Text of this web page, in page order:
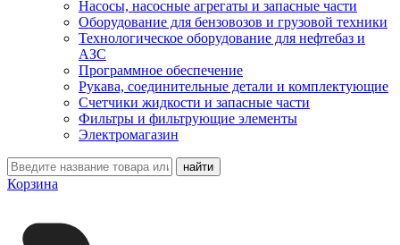
Насосы, насосные агрегаты и запасные части
Оборудование для бензовозов и грузовой техники
Технологическое оборудование для нефтебаз и
АЗС
Программное обеспечение
Рукава, соединительные детали и комплектующие
Счетчики жидкости и запасные части
Фильтры и фильтрующие элементы
Электромагазин
Корзина